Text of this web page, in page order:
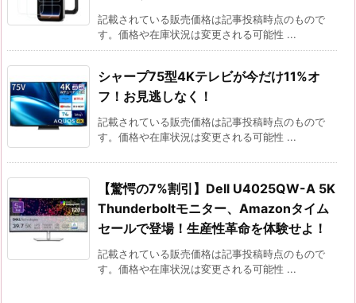
記載されている販売価格は記事投稿時点のもので
す。価格や在庫状況は変更される可能性 ...
シャープ75型4Kテレビが今だけ11%オ
フ！お見逃しなく！
記載されている販売価格は記事投稿時点のもので
す。価格や在庫状況は変更される可能性 ...
【驚愕の7%割引】Dell U4025QW-A 5K
Thunderboltモニター、Amazonタイム
セールで登場！生産性革命を体験せよ！
記載されている販売価格は記事投稿時点のもので
す。価格や在庫状況は変更される可能性 ...